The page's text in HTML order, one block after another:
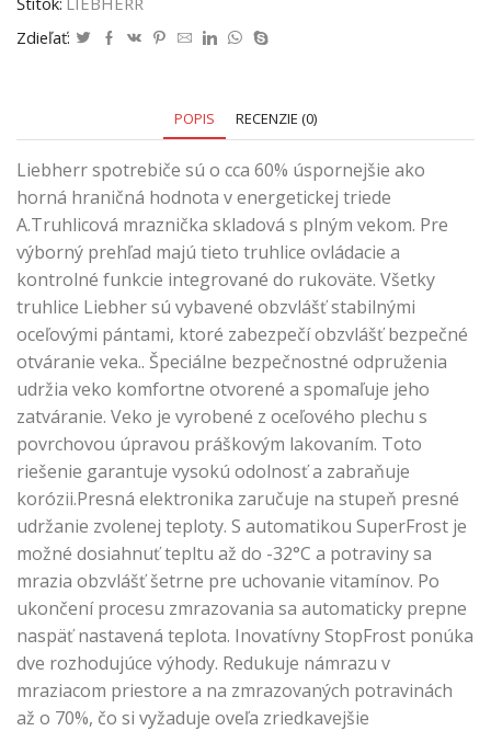
Zdieľať:
POPIS RECENZIE (0)
Liebherr spotrebiče sú o cca 60% úspornejšie ako
horná hraničná hodnota v energetickej triede
A.Truhlicová mraznička skladová s plným vekom. Pre
výborný prehľad majú tieto truhlice ovládacie a
kontrolné funkcie integrované do rukoväte. Všetky
truhlice Liebher sú vybavené obzvlášť stabilnými
oceľovými pántami, ktoré zabezpečí obzvlášť bezpečné
otváranie veka.. Špeciálne bezpečnostné odpruženia
udržia veko komfortne otvorené a spomaľuje jeho
zatváranie. Veko je vyrobené z oceľového plechu s
povrchovou úpravou práškovým lakovaním. Toto
riešenie garantuje vysokú odolnosť a zabraňuje
korózii.Presná elektronika zaručuje na stupeň presné
udržanie zvolenej teploty. S automatikou SuperFrost je
možné dosiahnuť tepltu až do -32°C a potraviny sa
mrazia obzvlášť šetrne pre uchovanie vitamínov. Po
ukončení procesu zmrazovania sa automaticky prepne
naspäť nastavená teplota. Inovatívny StopFrost ponúka
dve rozhodujúce výhody. Redukuje námrazu v
mraziacom priestore a na zmrazovaných potravinách
až o 70%, čo si vyžaduje oveľa zriedkavejšie